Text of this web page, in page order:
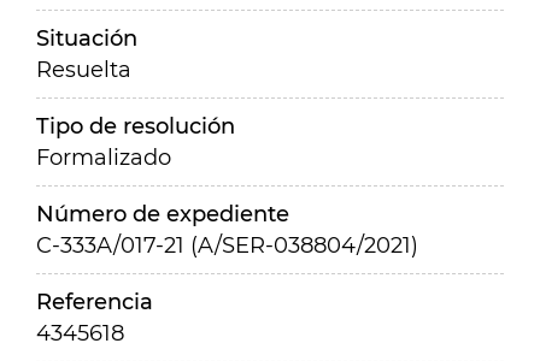
Situación
Resuelta
Tipo de resolución
Formalizado
Número de expediente
C-333A/017-21 (A/SER-038804/2021)
Referencia
4345618